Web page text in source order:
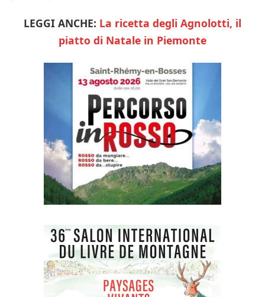
LEGGI ANCHE: La ricetta degli Agnolotti, il
piatto di Natale in Piemonte